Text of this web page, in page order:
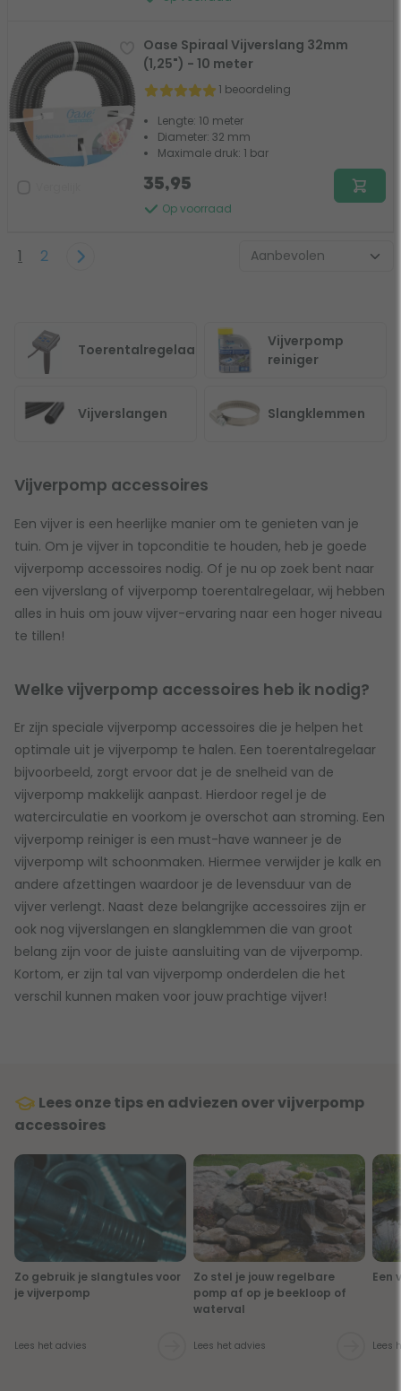
Oase Spiraal Vijverslang 32mm
(1,25") - 10 meter
1 beoordeling
Lengte: 10 meter
Diameter: 32 mm
Maximale druk: 1 bar
Op voorraad
35,95
1 2
Toerentalregelaars
Vijverpomp
reiniger
Vijverslangen Slangklemmen
Vijverpomp accessoires
Een vijver is een heerlijke manier om te genieten van je
tuin. Om je vijver in topconditie te houden, heb je goede
vijverpomp accessoires nodig. Of je nu op zoek bent naar
een vijverslang of vijverpomp toerentalregelaar, wij hebben
alles in huis om jouw vijver-ervaring naar een hoger niveau
te tillen!
Welke vijverpomp accessoires heb ik nodig?
Er zijn speciale vijverpomp accessoires die je helpen het
optimale uit je vijverpomp te halen. Een toerentalregelaar
bijvoorbeeld, zorgt ervoor dat je de snelheid van de
vijverpomp makkelijk aanpast. Hierdoor regel je de
watercirculatie en voorkom je overschot aan stroming. Een
vijverpomp reiniger is een must-have wanneer je de
vijverpomp wilt schoonmaken. Hiermee verwijder je kalk en
andere afzettingen waardoor je de levensduur van de
vijver verlengt. Naast deze belangrijke accessoires zijn er
ook nog vijverslangen en slangklemmen die van groot
belang zijn voor de juiste aansluiting van de vijverpomp.
Kortom, er zijn tal van vijverpomp onderdelen die het
verschil kunnen maken voor jouw prachtige vijver!
Lees onze tips en adviezen over vijverpomp
accessoires
Zo gebruik je slangtules voor
je vijverpomp
Lees het advies
Zo stel je jouw regelbare
pomp af op je beekloop of
waterval
Lees het advies
Een
Lees